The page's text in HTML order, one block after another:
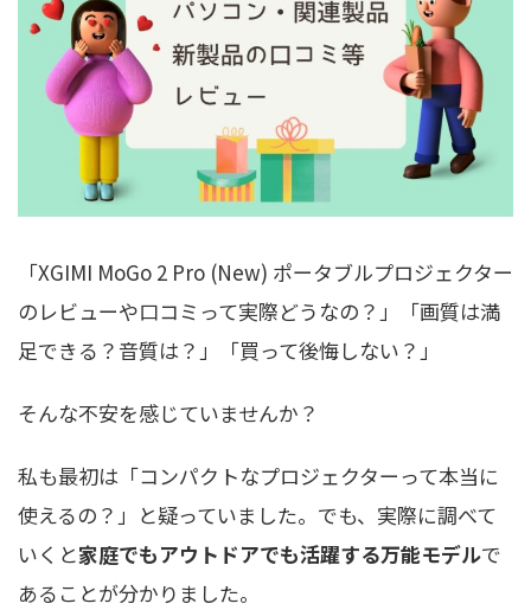
「XGIMI MoGo 2 Pro (New) ポータブルプロジェクター
のレビューや口コミって実際どうなの？」「画質は満
足できる？音質は？」「買って後悔しない？」
そんな不安を感じていませんか？
私も最初は「コンパクトなプロジェクターって本当に
使えるの？」と疑っていました。でも、実際に調べて
いくと家庭でもアウトドアでも活躍する万能モデルで
あることが分かりました。